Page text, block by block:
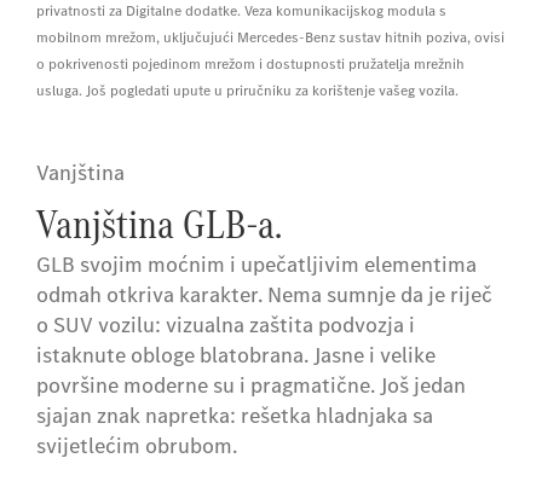
privatnosti za Digitalne dodatke. Veza komunikacijskog modula s
mobilnom mrežom, uključujući Mercedes-Benz sustav hitnih poziva, ovisi
o pokrivenosti pojedinom mrežom i dostupnosti pružatelja mrežnih
usluga. Još pogledati upute u priručniku za korištenje vašeg vozila.
Vanjština
Vanjština GLB-a.
GLB svojim moćnim i upečatljivim elementima
odmah otkriva karakter. Nema sumnje da je riječ
o SUV vozilu: vizualna zaštita podvozja i
istaknute obloge blatobrana. Jasne i velike
površine moderne su i pragmatične. Još jedan
sjajan znak napretka: rešetka hladnjaka sa
svijetlećim obrubom.